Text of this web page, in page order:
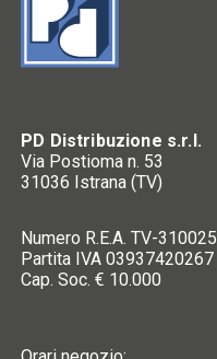
PD Distribuzione s.r.l.
Via Postioma n. 53
31036 Istrana (TV)
Numero R.E.A. TV-310025
Partita IVA 03937420267
Cap. Soc. € 10.000